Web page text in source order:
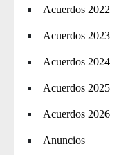
Acuerdos 2022
Acuerdos 2023
Acuerdos 2024
Acuerdos 2025
Acuerdos 2026
Anuncios